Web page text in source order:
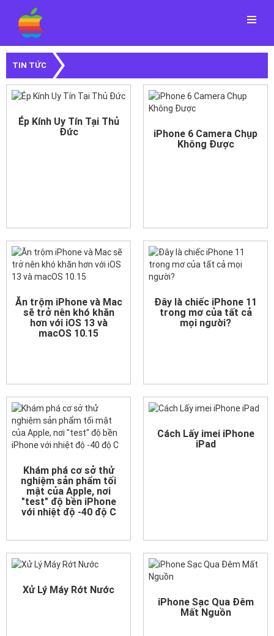
Menu
TIN TỨC
Ép Kính Uy Tín Tại Thủ
Đức
iPhone 6 Camera Chụp
Không Được
Ăn trộm iPhone và Mac
sẽ trở nên khó khăn
hơn với iOS 13 và
macOS 10.15
Đây là chiếc iPhone 11
trong mơ của tất cả
mọi người?
Khám phá cơ sở thử
nghiệm sản phẩm tối
mật của Apple, nơi
"test" độ bền iPhone
với nhiệt độ -40 độ C
Cách Lấy imei iPhone
iPad
Xử Lý Máy Rớt Nước
iPhone Sạc Qua Đêm
Mất Nguồn